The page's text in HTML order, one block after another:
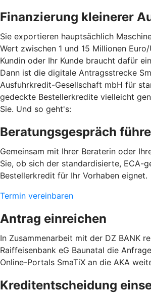
Finanzierung kleinerer
Sie exportieren hauptsächlich
Wert zwischen 1 und 15 Millionen
Kundin oder Ihr Kunde braucht dafür
Dann ist die digitale Antragsstrecke
Ausfuhrkredit-Gesellschaft mbH für
gedeckte Bestellerkredite vielleicht
Sie. Und so geht's:
Beratungsgespräch
Gemeinsam mit Ihrer Beraterin oder
Sie, ob sich der standardisierte, ECA-
Bestellerkredit für Ihr Vorhaben eignet.
Termin vereinbaren
Antrag einreichen
In Zusammenarbeit mit der DZ BANK
Raiffeisenbank eG Baunatal die
Online-Portals SmaTiX an die AKA
Kreditentscheidung